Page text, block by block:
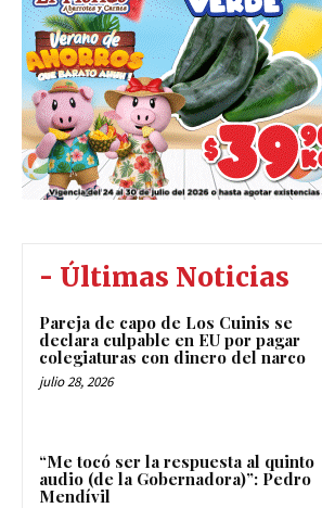
- Últimas Noticias
Pareja de capo de Los Cuinis se
declara culpable en EU por pagar
colegiaturas con dinero del narco
julio 28, 2026
“Me tocó ser la respuesta al quinto
audio (de la Gobernadora)”: Pedro
Mendívil